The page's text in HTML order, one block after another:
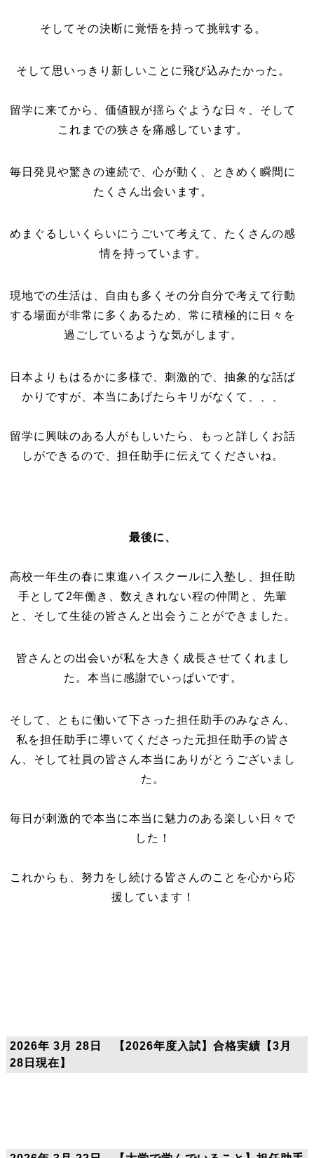
そしてその決断に覚悟を持って挑戦する。
そして思いっきり新しいことに飛び込みたかった。
留学に来てから、価値観が揺らぐような日々、そして
これまでの狭さを痛感しています。
毎日発見や驚きの連続で、心が動く、ときめく瞬間に
たくさん出会います。
めまぐるしいくらいにうごいて考えて、たくさんの感
情を持っています。
現地での生活は、自由も多くその分自分で考えて行動
する場面が非常に多くあるため、常に積極的に日々を
過ごしているような気がします。
日本よりもはるかに多様で、刺激的で、抽象的な話ば
かりですが、本当にあげたらキリがなくて、、、
留学に興味のある人がもしいたら、もっと詳しくお話
しができるので、担任助手に伝えてくださいね。
最後に、
高校一年生の春に東進ハイスクールに入塾し、担任助
手として2年働き、数えきれない程の仲間と、先輩
と、そして生徒の皆さんと出会うことができました。
皆さんとの出会いが私を大きく成長させてくれまし
た。本当に感謝でいっぱいです。
そして、ともに働いて下さった担任助手のみなさん、
私を担任助手に導いてくださった元担任助手の皆さ
ん、そして社員の皆さん本当にありがとうございまし
た。
毎日が刺激的で本当に本当に魅力のある楽しい日々で
した！
これからも、努力をし続ける皆さんのことを心から応
援しています！
2026年 3月 28日 【2026年度入試】合格実績【3月
28日現在】